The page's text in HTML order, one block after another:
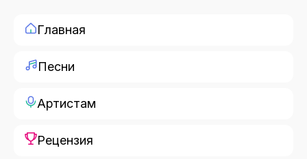
Главная
Песни
Артистам
Рецензия